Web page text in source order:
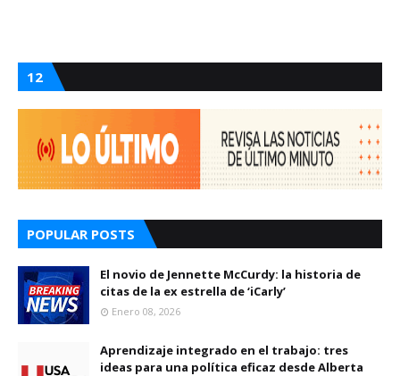
12
POPULAR POSTS
El novio de Jennette McCurdy: la historia de
citas de la ex estrella de ‘iCarly’
Enero 08, 2026
Aprendizaje integrado en el trabajo: tres
ideas para una política eficaz desde Alberta